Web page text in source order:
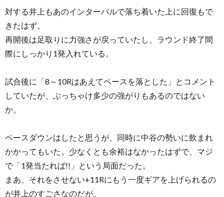
対する井上もあのインターバルで落ち着いた上に回復もで
きたはず。
再開後は足取りに力強さが戻っていたし、ラウンド終了間
際にしっかり1発入れている。
試合後に「8～10Rはあえてペースを落とした」とコメント
していたが、ぶっちゃけ多少の強がりもあるのではない
か。
ペースダウンはしたと思うが、同時に中谷の勢いに飲まれ
かかってもいた。少なくとも余裕はなかったはずで、マジ
で「1発当たれば!!」という局面だった。
まあ、それをさせない+11Rにもう一度ギアを上げられるの
が井上のすごさなのだが。